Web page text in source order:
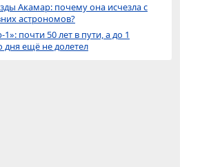
Акамар: почему она исчезла с
астрономов?
почти 50 лет в пути, а до 1
дня ещё не долетел